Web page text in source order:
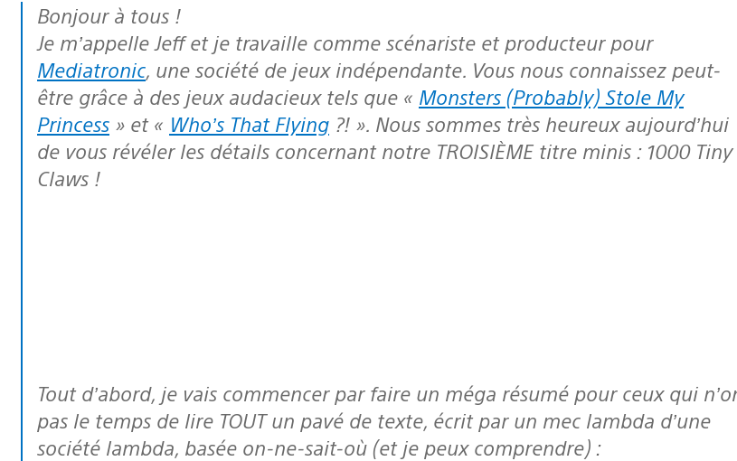
Bonjour à tous !
Je m’appelle Jeff et je travaille comme scénariste et producteur pour
Mediatronic, une société de jeux indépendante. Vous nous connaissez peut-
être grâce à des jeux audacieux tels que « Monsters (Probably) Stole My
Princess » et « Who’s That Flying ?! ». Nous sommes très heureux aujourd’hui
de vous révéler les détails concernant notre TROISIÈME titre minis : 1000 Tiny
Claws !
Tout d’abord, je vais commencer par faire un méga résumé pour ceux qui n’ont
pas le temps de lire TOUT un pavé de texte, écrit par un mec lambda d’une
société lambda, basée on-ne-sait-où (et je peux comprendre) :